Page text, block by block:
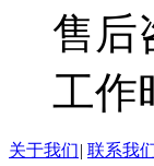
售后
工作
关于我们| 联系我